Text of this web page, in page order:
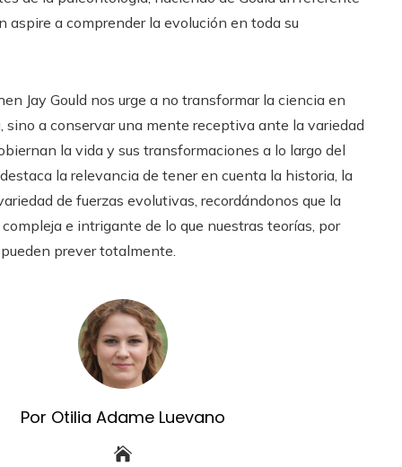
aspire a comprender la evolución en toda su
Jay Gould nos urge a no transformar la ciencia en
sino a conservar una mente receptiva ante la variedad
la vida y sus transformaciones a lo largo del
la relevancia de tener en cuenta la historia, la
de fuerzas evolutivas, recordándonos que la
e intrigante de lo que nuestras teorías, por
prever totalmente.
Por Otilia Adame Luevano